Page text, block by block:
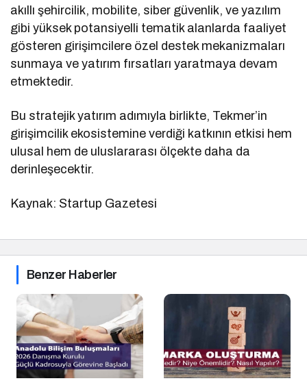
akıllı şehircilik, mobilite, siber güvenlik, ve yazılım
gibi yüksek potansiyelli tematik alanlarda faaliyet
gösteren girişimcilere özel destek mekanizmaları
sunmaya ve yatırım fırsatları yaratmaya devam
etmektedir.
Bu stratejik yatırım adımıyla birlikte, Tekmer’in
girişimcilik ekosistemine verdiği katkının etkisi hem
ulusal hem de uluslararası ölçekte daha da
derinleşecektir.
Kaynak: Startup Gazetesi
Benzer Haberler